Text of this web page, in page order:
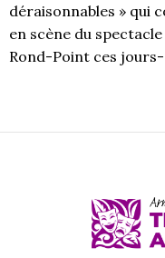
déraisonnables » qui
en scène du
Rond-Point ces